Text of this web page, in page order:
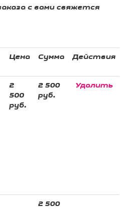
с вами свяжется
Цена Сумма Действия
2
500
руб.
2 500
руб.
Удалить
2 500